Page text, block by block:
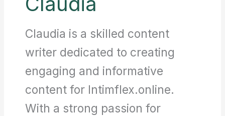
Claudia is a skilled content
writer dedicated to creating
engaging and informative
content for Intimflex.online.
With a strong passion for